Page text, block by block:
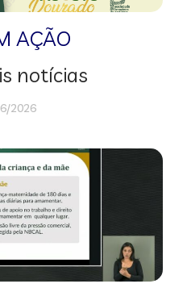
AÇÃO
notícias
2026